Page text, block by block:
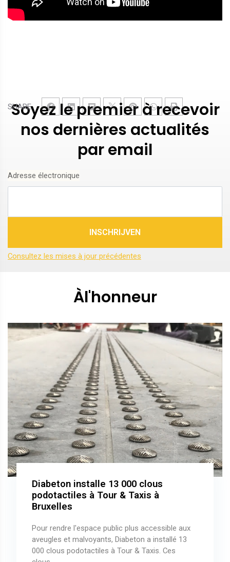
SHARE
Soyez le premier à recevoir
nos dernières actualités
par email
Adresse électronique
Consultez les mises à jour précédentes
Àl'honneur
Diabeton installe 13 000 clous
podotactiles à Tour & Taxis à
Bruxelles
Pour rendre l'espace public plus accessible aux
aveugles et malvoyants, Diabeton a installé 13
000 clous podotactiles à Tour & Taxis. Ces